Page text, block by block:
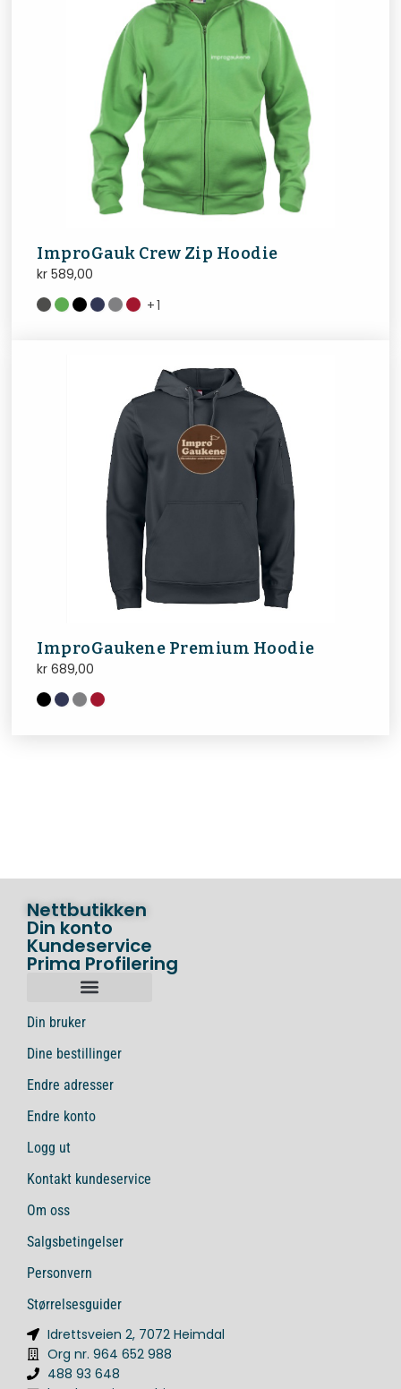
ImproGauk Crew Zip Hoodie
kr 589,00
+1
ImproGaukene Premium Hoodie
kr 689,00
Nettbutikken
Din konto
Kundeservice
Prima Profilering
Din bruker
Dine bestillinger
Endre adresser
Endre konto
Logg ut
Kontakt kundeservice
Om oss
Salgsbetingelser
Personvern
Størrelsesguider
Idrettsveien 2, 7072 Heimdal
Org nr. 964 652 988
488 93 648